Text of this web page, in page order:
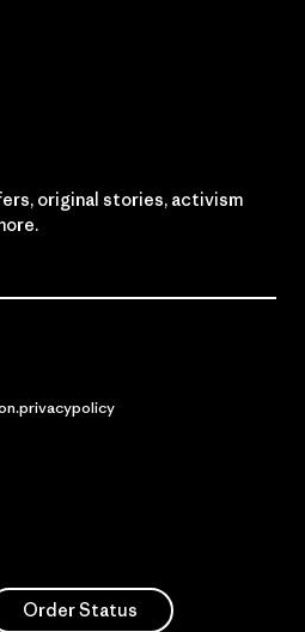
original stories, activism
Order Status